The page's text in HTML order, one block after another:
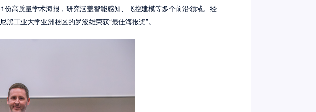
高质量学术海报，研究涵盖智能感知、飞控建模等多个前沿领域。经
工业大学亚洲校区的罗浚雄荣获“最佳海报奖”。